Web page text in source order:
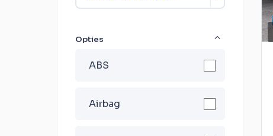
Opties
ABS
Airbag